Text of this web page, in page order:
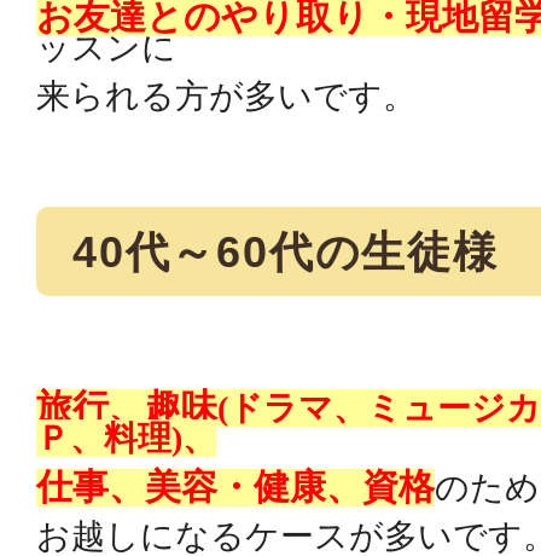
お友達とのやり取り・現地留
ッスンに
来られる方が多いです。
40代～ 60代の生徒様
旅行、趣味(ドラマ、ミュージ
Ｐ、料理)、
仕事、美容・健康、資格のた
お越しになるケースが多いです